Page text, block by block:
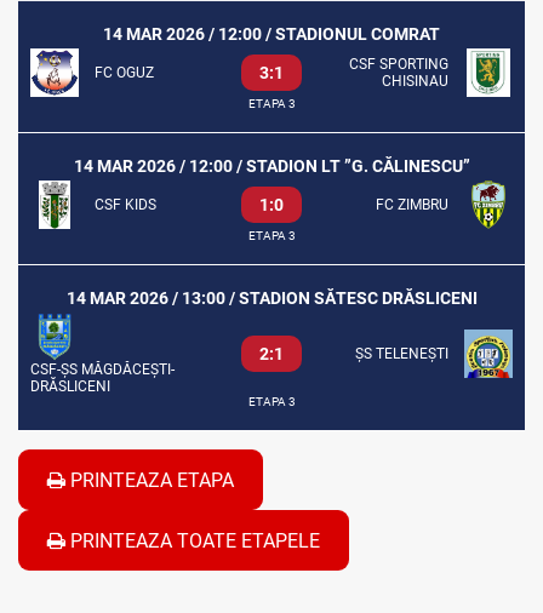
14 MAR 2026 / 12:00 / STADIONUL COMRAT
FC OGUZ 3:1
CSF SPORTING
CHISINAU
ETAPA 3
14 MAR 2026 / 12:00 / STADION LT ”G. CĂLINESCU”
CSF KIDS 1:0 FC ZIMBRU
ETAPA 3
14 MAR 2026 / 13:00 / STADION SĂTESC DRĂSLICENI
CSF-ȘS MĂGDĂCEȘTI-
DRĂSLICENI
2:1 ȘS TELENEȘTI
ETAPA 3
PRINTEAZA ETAPA
PRINTEAZA TOATE ETAPELE